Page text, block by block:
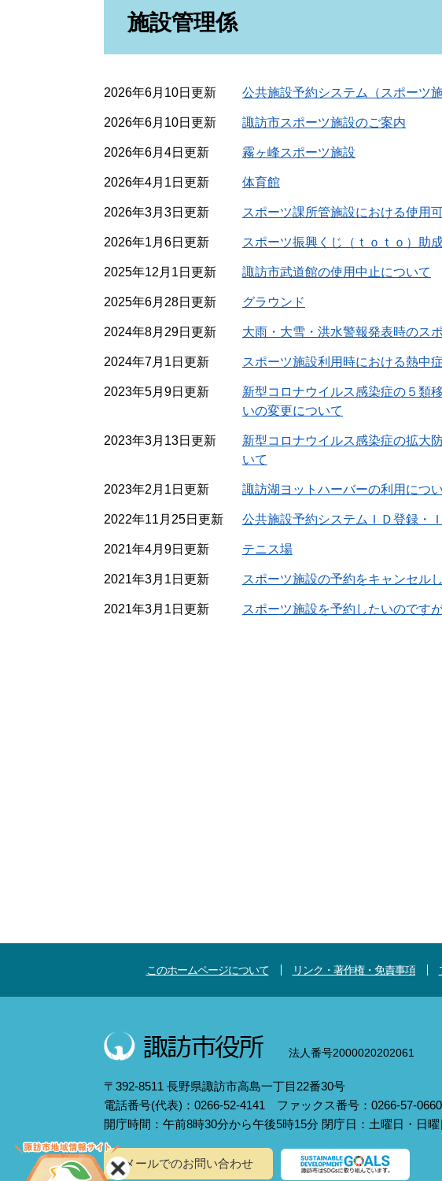
施設管理係
2026年6月10日更新 公共施設予約システム（スポーツ
2026年6月10日更新 諏訪市スポーツ施設のご案内
2026年6月4日更新 霧ヶ峰スポーツ施設
2026年4月1日更新 体育館
2026年3月3日更新 スポーツ課所管施設における使用
2026年1月6日更新 スポーツ振興くじ（ｔｏｔｏ）助
2025年12月1日更新 諏訪市武道館の使用中止について
2025年6月28日更新 グラウンド
2024年8月29日更新 大雨・大雪・洪水警報発表時のス
2024年7月1日更新 スポーツ施設利用時における熱中
2023年5月9日更新
新型コロナウイルス感染症の５類
いの変更について
2023年3月13日更新
新型コロナウイルス感染症の拡大
いて
2023年2月1日更新 諏訪湖ヨットハーバーの利用につ
2022年11月25日更新 公共施設予約システムＩＤ登録・
2021年4月9日更新 テニス場
2021年3月1日更新 スポーツ施設の予約をキャンセル
2021年3月1日更新 スポーツ施設を予約したいのです
このホームページについて リンク・著作権・免責事項
法人番号2000020202061
〒392-8511 長野県諏訪市高島一丁目22番30号
電話番号(代表)：0266-52-4141 ファックス番号：0266-57-0660
開庁時間：午前8時30分から午後5時15分 閉庁日：土曜日・日
メールでのお問い合わせ